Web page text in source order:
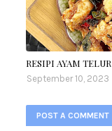
RESIPI AYAM
September 10, 2023
POST A COMMENT